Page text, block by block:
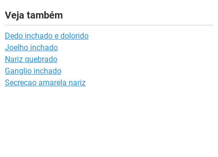
Veja também
Dedo inchado e dolorido
Joelho inchado
Nariz quebrado
Ganglio inchado
Secrecao amarela nariz